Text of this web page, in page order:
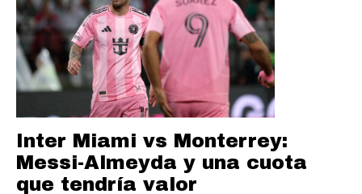
Inter Miami vs Monterrey:
Messi-Almeyda y una cuota
que tendría valor